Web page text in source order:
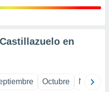
en
Octubre